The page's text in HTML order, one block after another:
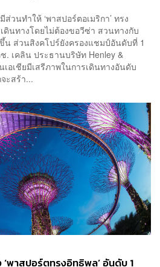
วนทำให้ ‘พาสปอร์ตอเมริกา’ ทรง
นทางโดยไม่ต้องขอวีซ่า สวนทางกับ
ส่วนสิงคโปร์ยังครองแชมป์อันดับที่ 1
เคลิน ประธานบริษัท Henley &
เอเชียมีเสรีภาพในการเดินทางอันดับ
ะสร้า...
พาสปอร์ตทรงอิทธิพล’ อันดับ 1